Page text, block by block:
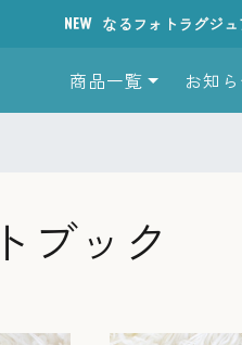
なるフォトラグジ
商品一覧 お知
ブック